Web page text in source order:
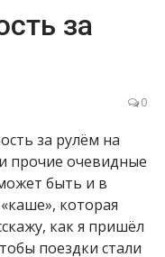
за
0
за рулём на
прочие очевидные
быть и в
которая
как я пришёл
поездки стали